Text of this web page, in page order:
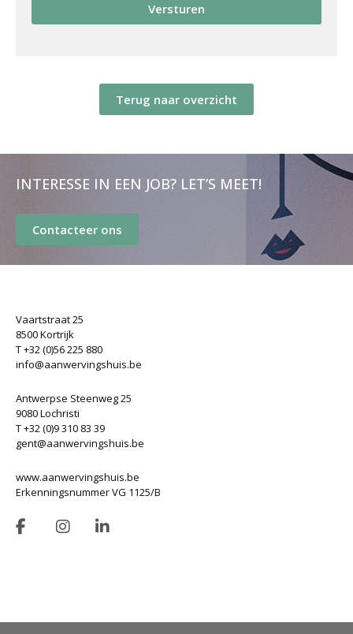
Versturen
Terug naar overzicht
INTERESSE IN EEN JOB? LET’S MEET!
Contacteer ons
Vaartstraat 25
8500 Kortrijk
T +32 (0)56 225 880
info@aanwervingshuis.be
Antwerpse Steenweg 25
9080 Lochristi
T +32 (0)9 310 83 39
gent@aanwervingshuis.be
www.aanwervingshuis.be
Erkenningsnummer VG 1125/B